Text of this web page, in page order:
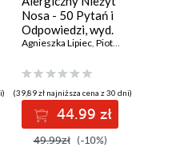
Nosa - 50 Pytań i
Odpowiedzi, wyd.
3
Agnieszka Lipiec Piotr Rapiejko
(39,89 zł najniższa cena z 30 dni)
44.99 zł
49.99zł (-10%)